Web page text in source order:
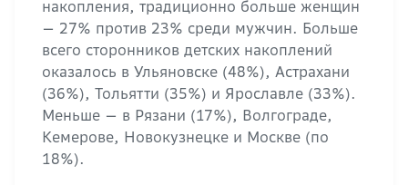
накопления, традиционно больше женщин
— 27% против 23% среди мужчин. Больше
всего сторонников детских накоплений
оказалось в Ульяновске (48%), Астрахани
(36%), Тольятти (35%) и Ярославле (33%).
Меньше — в Рязани (17%), Волгограде,
Кемерове, Новокузнецке и Москве (по
18%).